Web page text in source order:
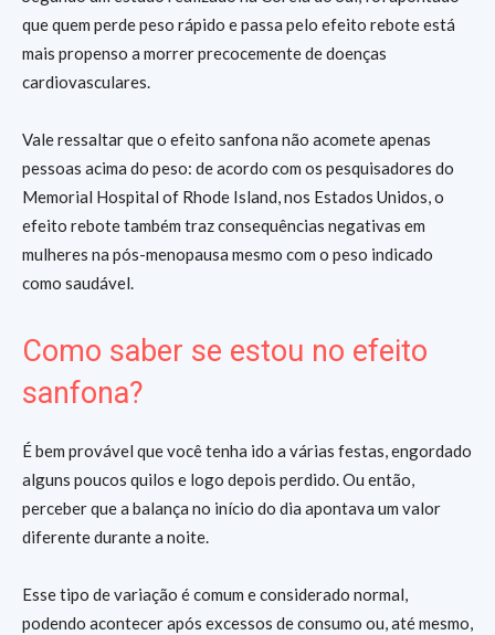
que quem perde peso rápido e passa pelo efeito rebote está
mais propenso a morrer precocemente de doenças
cardiovasculares.
Vale ressaltar que o efeito sanfona não acomete apenas
pessoas acima do peso: de acordo com os pesquisadores do
Memorial Hospital of Rhode Island, nos Estados Unidos, o
efeito rebote também traz consequências negativas em
mulheres na pós-menopausa mesmo com o peso indicado
como saudável.
Como saber se estou no efeito
sanfona?
É bem provável que você tenha ido a várias festas, engordado
alguns poucos quilos e logo depois perdido. Ou então,
perceber que a balança no início do dia apontava um valor
diferente durante a noite.
Esse tipo de variação é comum e considerado normal,
podendo acontecer após excessos de consumo ou, até mesmo,